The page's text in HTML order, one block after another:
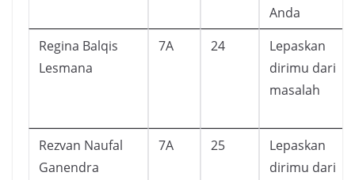
Anda
Regina Balqis
Lesmana
7A 24
Lepaskan
dirimu dari
masalah
Rezvan Naufal
Ganendra
7A 25
Lepaskan
dirimu dari